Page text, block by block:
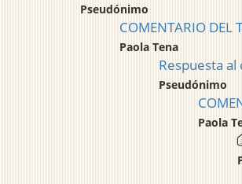
Pseudónimo
COMENTARIO DEL
Paola Tena
Respuesta
Pseudónimo
Paola